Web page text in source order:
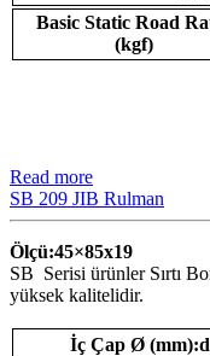
Basic Static Road
(kgf)
Read more
SB 209 JIB Rulman
Ölçü:45×85x19
SB Serisi ürünler Sırtı
yüksek kalitelidir.
İç Çap Ø (mm):d